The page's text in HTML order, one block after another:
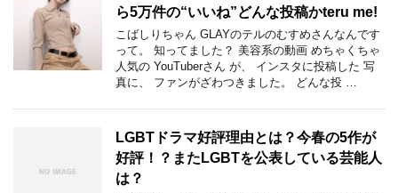
ら5万件の“いいね”どんな投稿かteru me!
こばしりちゃん GLAYのテルのむすめさんなんです
って。 知ってました？ 美容系の動画 めちゃくちゃ
人気の YouTuberさん が、 インスタに投稿した 写
真に、 ファンがざわつきました。 どんな投 …
LGBTドラマ好評理由とは？今春の5作が
好評！？またLGBTを公表している芸能人
は？